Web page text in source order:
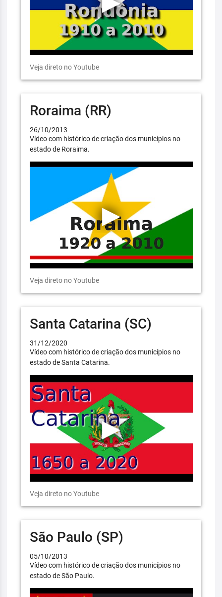
Veja direto no Youtube
Roraima (RR)
26/10/2013
Vídeo com histórico de criação dos municípios no
estado de Roraima.
Veja direto no Youtube
Santa Catarina (SC)
31/12/2020
Vídeo com histórico de criação dos municípios no
estado de Santa Catarina.
Veja direto no Youtube
São Paulo (SP)
05/10/2013
Vídeo com histórico de criação dos municípios no
estado de São Paulo.